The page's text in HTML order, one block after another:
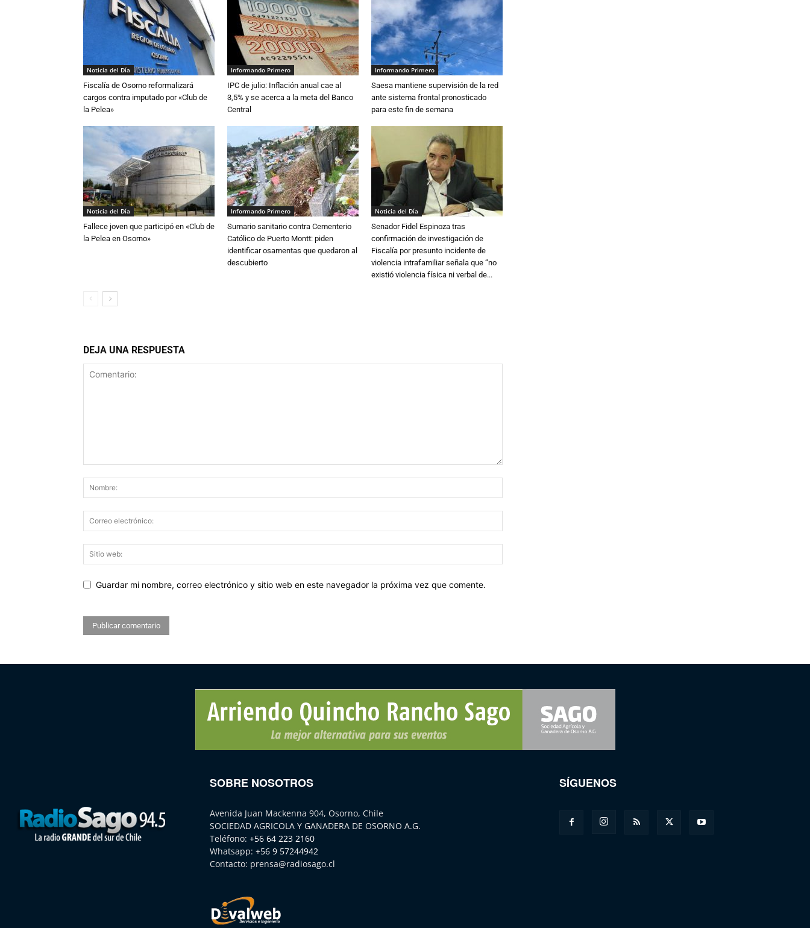
Noticia del Día
Fiscalía de Osorno reformalizará
cargos contra imputado por «Club de
la Pelea»
Informando Primero
IPC de julio: Inflación anual cae al
3,5% y se acerca a la meta del Banco
Central
Informando Primero
Saesa mantiene supervisión de la red
ante sistema frontal pronosticado
para este fin de semana
Noticia del Día
Fallece joven que participó en «Club de
la Pelea en Osorno»
Informando Primero
Sumario sanitario contra Cementerio
Católico de Puerto Montt: piden
identificar osamentas que quedaron al
descubierto
Noticia del Día
Senador Fidel Espinoza tras
confirmación de investigación de
Fiscalía por presunto incidente de
violencia intrafamiliar señala que “no
existió violencia física ni verbal de...
DEJA UNA RESPUESTA
Guardar mi nombre, correo electrónico y sitio web en este navegador la próxima vez que comente.
SOBRE NOSOTROS
Avenida Juan Mackenna 904, Osorno, Chile
SOCIEDAD AGRICOLA Y GANADERA DE OSORNO A.G.
Teléfono: +56 64 223 2160
Whatsapp: +56 9 57244942
Contacto: prensa@radiosago.cl
SÍGUENOS